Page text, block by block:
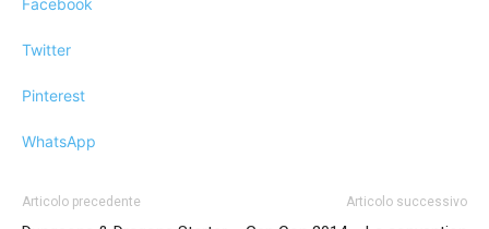
Facebook
Twitter
Pinterest
WhatsApp
Articolo precedente Articolo successivo